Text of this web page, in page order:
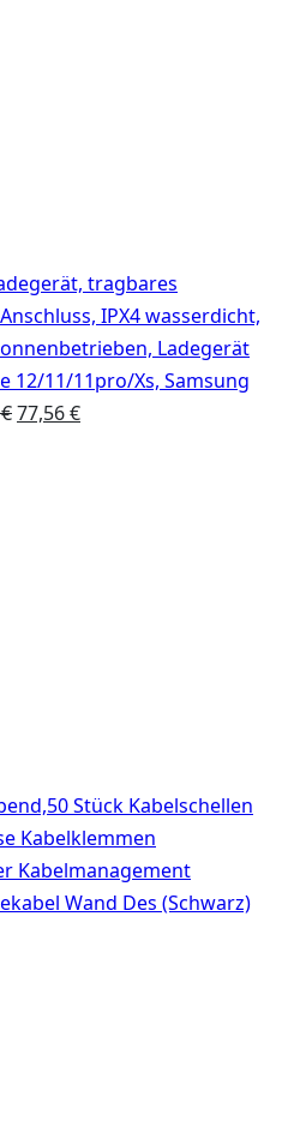
tragbares
IPX4 wasserdicht,
Ladegerät
12/11/11pro/Xs, Samsung
€Ursprünglicher
77,56€Aktueller
Stück Kabelschellen
Kabelklemmen
Kabelmanagement
Wand Des (Schwarz)